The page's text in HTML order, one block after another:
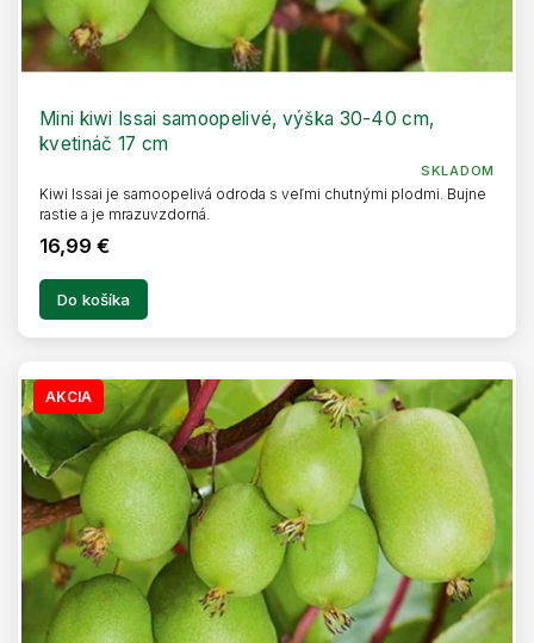
Mini kiwi Issai samoopelivé, výška 30-40 cm,
kvetináč 17 cm
SKLADOM
16,99 €
Do košíka
Kiwi Issai je samoopelivá odroda s veľmi chutnými plodmi. Bujne
rastie a je mrazuvzdorná.
AKCIA